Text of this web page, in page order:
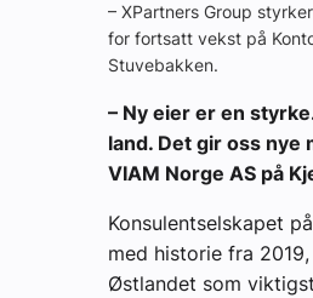
– XPartners Group
for fortsatt vekst på
Stuvebakken.
– Ny eier er en
land. Det gir oss nye
VIAM Norge AS på
Konsulentselskapet
med historie fra
Østlandet som